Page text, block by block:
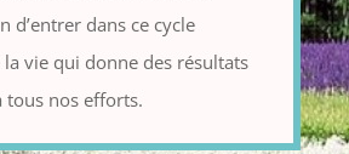
d’entrer dans ce cycle
vie qui donne des résultats
tous nos efforts.